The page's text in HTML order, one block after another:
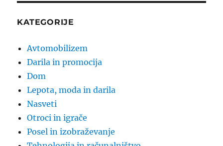
KATEGORIJE
Avtomobilizem
Darila in promocija
Dom
Lepota, moda in darila
Nasveti
Otroci in igrače
Posel in izobraževanje